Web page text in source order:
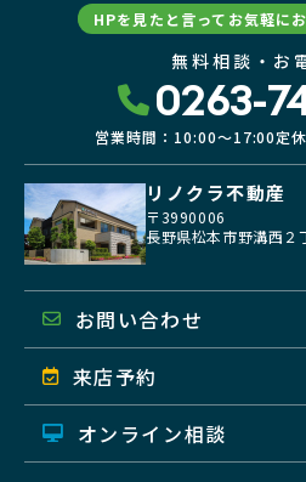
HPを見たと言ってお気軽に
無料相談・お
0263-
営業時間：10:00〜17:00定
リノクラ不動産
〒3990006
長野県松本市野溝西２
お問い合わせ
来店予約
オンライン相談